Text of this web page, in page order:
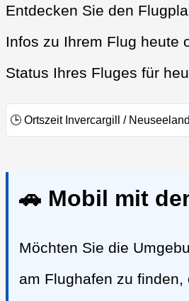
Entdecken Sie den
Infos zu Ihrem Flug heute
Status Ihres Fluges für
🕒 Ortszeit Invercargill /
🚗 Mobil mit
Möchten Sie die
am Flughafen zu